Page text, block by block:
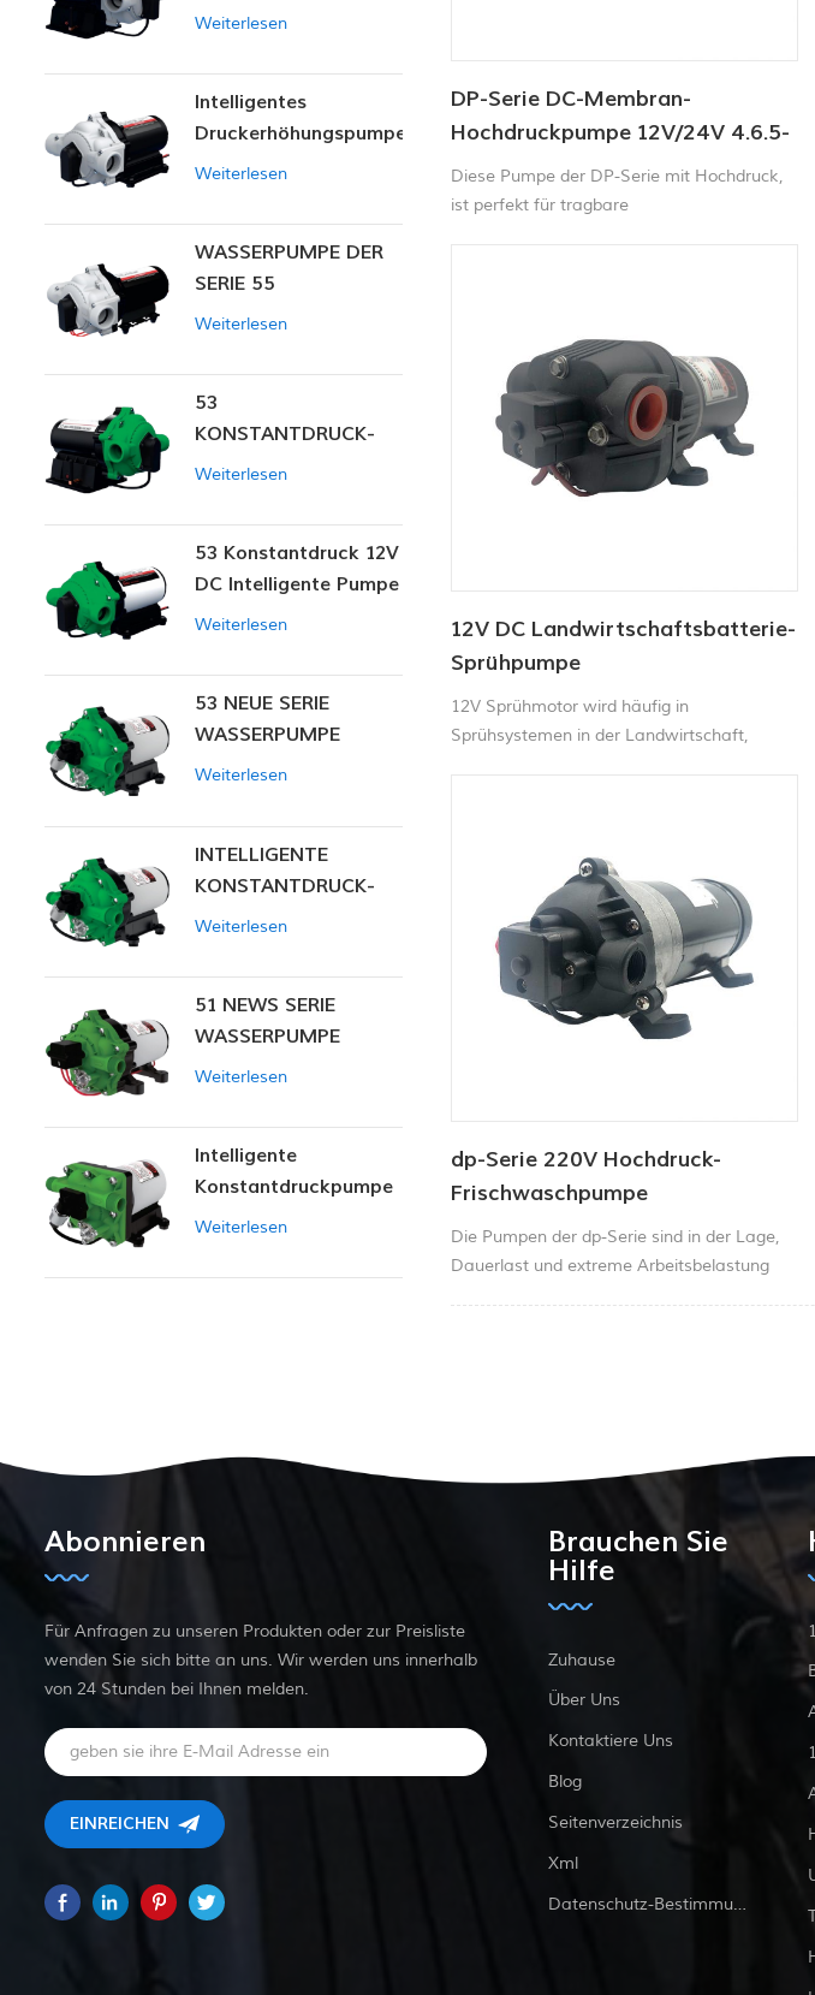
DP-Serie DC-Membran-
Hochdruckpumpe 12V/24V 4.6.5-
5.5LPM 60-170PSI
Diese Pumpe der DP-Serie mit Hochdruck,
ist perfekt für tragbare
12V DC Landwirtschaftsbatterie-
Sprühpumpe
12V Sprühmotor wird häufig in
Sprühsystemen in der Landwirtschaft,
dp-Serie 220V Hochdruck-
Frischwaschpumpe
Die Pumpen der dp-Serie sind in der Lage,
Dauerlast und extreme Arbeitsbelastung
variablem Druck
Weiterlesen
Intelligentes
Druckerhöhungspumpen-
Set
Weiterlesen
WASSERPUMPE DER
SERIE 55
Weiterlesen
53
KONSTANTDRUCK-
INTELLIGENTE PUMPE
Weiterlesen
53 Konstantdruck 12V
DC Intelligente Pumpe
Weiterlesen
53 NEUE SERIE
WASSERPUMPE
Weiterlesen
INTELLIGENTE
KONSTANTDRUCK-
MEMBRANPUMPE
Weiterlesen
51 NEWS SERIE
WASSERPUMPE
Weiterlesen
Intelligente
Konstantdruckpumpe
der Serie ZN-42
Weiterlesen
Abonnieren
Für Anfragen zu unseren Produkten oder zur Preisliste
wenden Sie sich bitte an uns. Wir werden uns innerhalb
von 24 Stunden bei Ihnen melden.
Brauchen Sie
Hilfe
Zuhause
Über Uns
Kontaktiere Uns
Blog
Seitenverzeichnis
Xml
Datenschutz-Bestimmungen